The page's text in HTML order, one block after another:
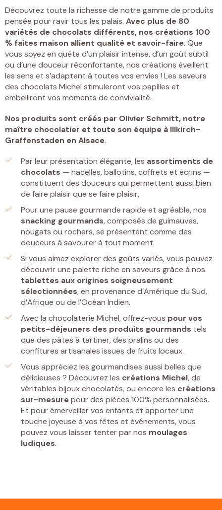
Découvrez toute la richesse de notre gamme de produits
pensée pour ravir tous les palais. Avec plus de 80
variétés de chocolats différents, nos créations 100
% faites maison allient qualité et savoir-faire. Que
vous soyez en quête d’un plaisir intense, d’un goût subtil
ou d’une douceur réconfortante, nos créations éveillent
les sens et s’adaptent à toutes vos envies ! Les saveurs
des chocolats Michel stimuleront vos papilles et
embelliront vos moments de convivialité.
Nos produits sont créés par Olivier Schmitt, notre
maître chocolatier et toute son équipe à Illkirch-
Graffenstaden en Alsace.
Par leur présentation élégante, les assortiments de
chocolats — nacelles, ballotins, coffrets et écrins —
constituent des douceurs qui permettent aussi bien
de faire plaisir que se faire plaisir,
Pour une pause gourmande rapide et agréable, nos
snacking gourmands, composés de guimauves,
nougats ou rochers, se présentent comme des
douceurs à savourer à tout moment.
Si vous aimez explorer des goûts variés, vous pouvez
découvrir une palette riche en saveurs grâce à nos
tablettes aux origines soigneusement
sélectionnées, en provenance d’Amérique du Sud,
d’Afrique ou de l’Océan Indien.
Avec la chocolaterie Michel, offrez-vous pour vos
petits-déjeuners des produits gourmands tels
que des pâtes à tartiner, des pralins ou des
confitures artisanales issues de fruits locaux.
Vous appréciez les gourmandises aussi belles que
délicieuses ? Découvrez les créations Michel, de
véritables bijoux chocolatés, ou encore les créations
sur-mesurepour des pièces 100% personnalisées.
Et pour émerveiller vos enfants et apporter une
touche joyeuse à vos fêtes et événements, vous
pouvez vous laisser tenter par nos moulages
ludiques.